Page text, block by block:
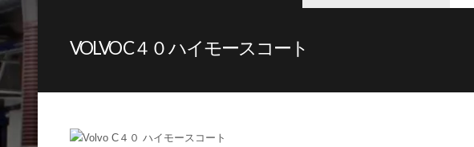
VOLVO C４０ ハイモースコート